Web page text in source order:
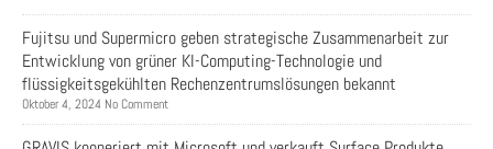
Fujitsu und Supermicro geben strategische Zusammenarbeit zur
Entwicklung von grüner KI-Computing-Technologie und
flüssigkeitsgekühlten Rechenzentrumslösungen bekannt
Oktober 4, 2024 No Comment